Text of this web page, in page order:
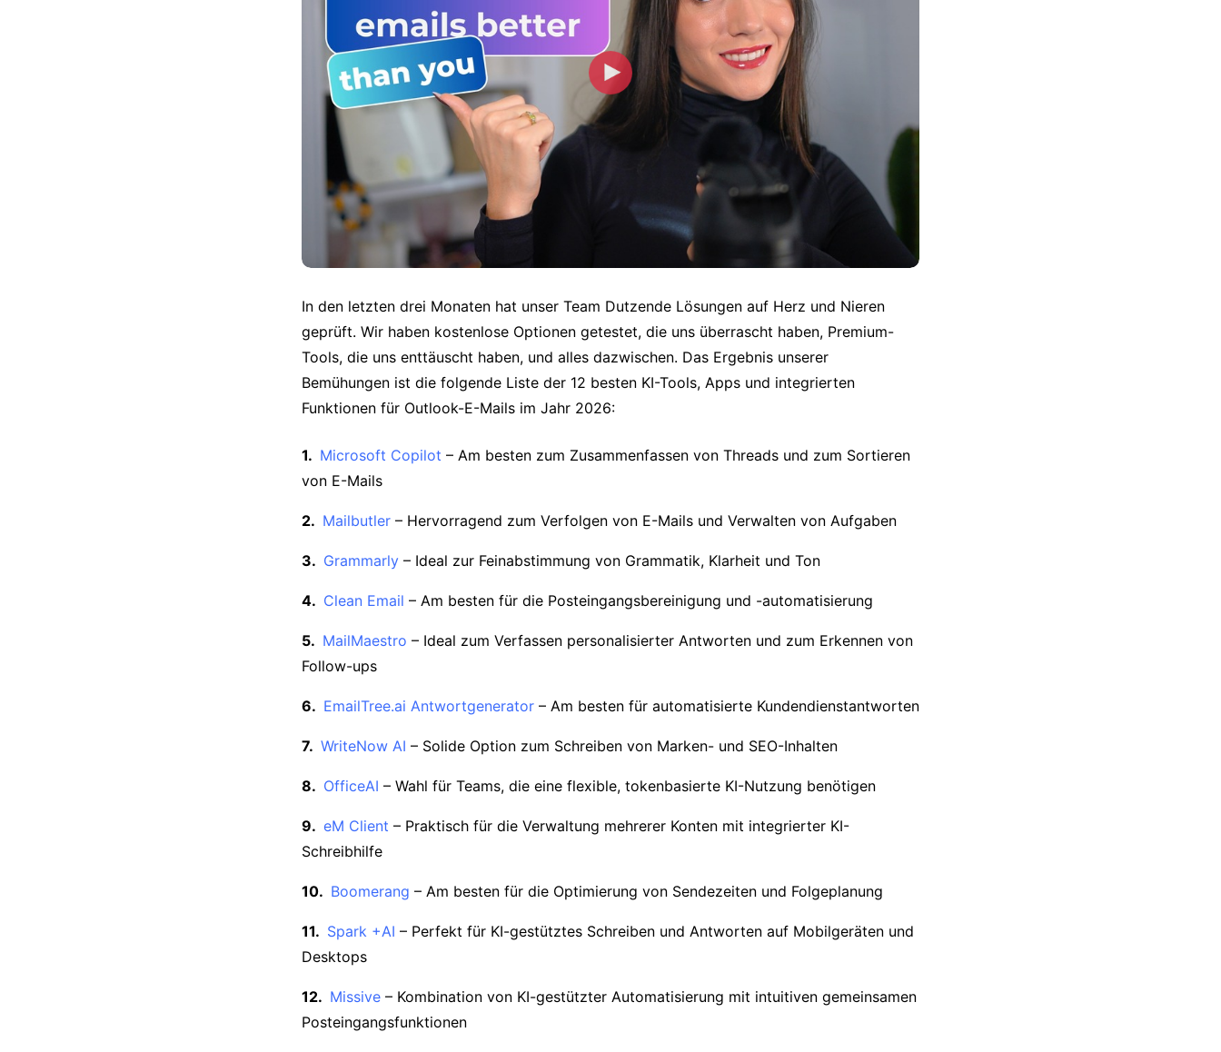
In den letzten drei Monaten hat unser Team Dutzende Lösungen auf Herz und Nieren
geprüft. Wir haben kostenlose Optionen getestet, die uns überrascht haben, Premium-
Tools, die uns enttäuscht haben, und alles dazwischen. Das Ergebnis unserer
Bemühungen ist die folgende Liste der 12 besten KI-Tools, Apps und integrierten
Funktionen für Outlook-E-Mails im Jahr 2026:
Microsoft Copilot – Am besten zum Zusammenfassen von Threads und zum Sortieren
von E-Mails
Mailbutler – Hervorragend zum Verfolgen von E-Mails und Verwalten von Aufgaben
Grammarly – Ideal zur Feinabstimmung von Grammatik, Klarheit und Ton
Clean Email – Am besten für die Posteingangsbereinigung und -automatisierung
MailMaestro – Ideal zum Verfassen personalisierter Antworten und zum Erkennen von
Follow-ups
EmailTree.ai Antwortgenerator – Am besten für automatisierte Kundendienstantworten
WriteNow AI – Solide Option zum Schreiben von Marken- und SEO-Inhalten
OfficeAI – Wahl für Teams, die eine flexible, tokenbasierte KI-Nutzung benötigen
eM Client – Praktisch für die Verwaltung mehrerer Konten mit integrierter KI-
Schreibhilfe
Boomerang – Am besten für die Optimierung von Sendezeiten und Folgeplanung
Spark +AI – Perfekt für KI-gestütztes Schreiben und Antworten auf Mobilgeräten und
Desktops
Missive – Kombination von KI-gestützter Automatisierung mit intuitiven gemeinsamen
Posteingangsfunktionen